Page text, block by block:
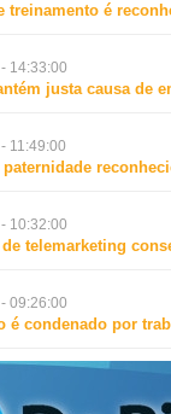
treinamento é
14:33:00
justa causa de
11:49:00
10:32:00
de telemarketing
09:26:00
é condenado por